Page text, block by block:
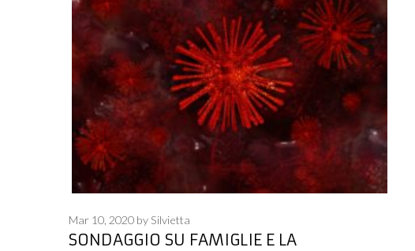
SONDAGGIO SU FAMIGLIE E LA
Mar 10, 2020 by Silvietta